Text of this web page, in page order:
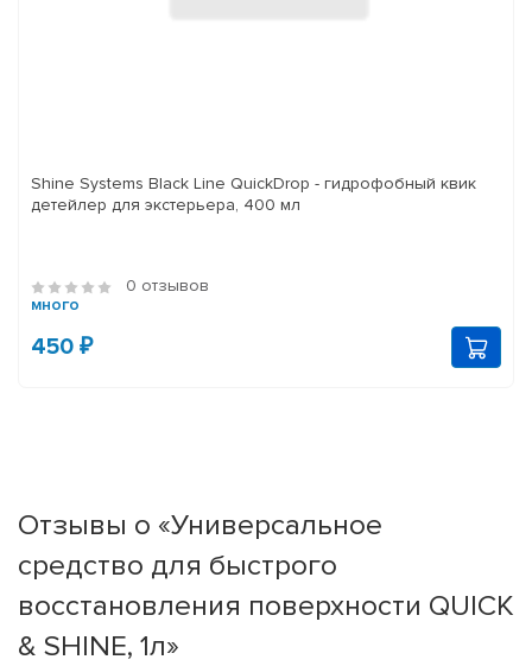
Shine Systems Black Line QuickDrop - гидрофобный квик
детейлер для экстерьера, 400 мл
0 отзывов
много
450 ₽
Отзывы о «Универсальное
средство для быстрого
восстановления поверхности QUICK
& SHINE, 1л»